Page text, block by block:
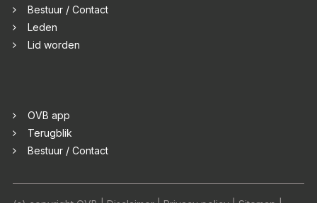
Bestuur / Contact
Leden
Lid worden
OVB app
Terugblik
Bestuur / Contact